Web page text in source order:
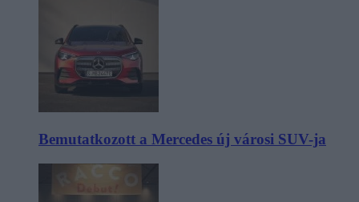
Bemutatkozott a Mercedes új városi SUV-ja